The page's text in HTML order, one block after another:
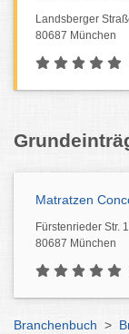
Landsberger
80687 München
Matratzen
Fürstenrieder Str.
80687 München
Branchenbuch >